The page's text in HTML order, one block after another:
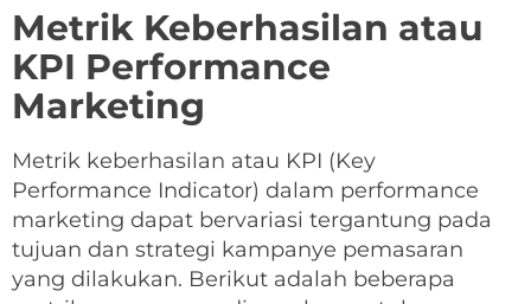
Metrik Keberhasilan atau
KPI Performance
Marketing
Metrik keberhasilan atau KPI (Key
Performance Indicator) dalam performance
marketing dapat bervariasi tergantung pada
tujuan dan strategi kampanye pemasaran
yang dilakukan. Berikut adalah beberapa